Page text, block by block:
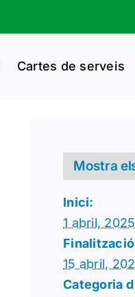
Cartes de serveis
Mostra
Inici:
1 abril, 2025
15 abril,
Categoria